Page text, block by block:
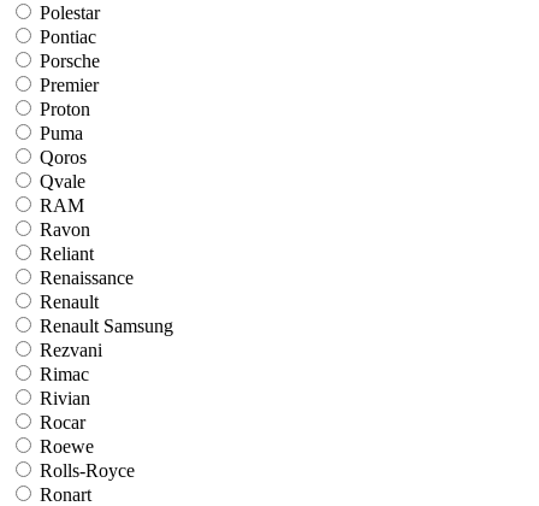
Polestar
Pontiac
Porsche
Premier
Proton
Puma
Qoros
Qvale
RAM
Ravon
Reliant
Renaissance
Renault
Renault Samsung
Rezvani
Rimac
Rivian
Rocar
Roewe
Rolls-Royce
Ronart